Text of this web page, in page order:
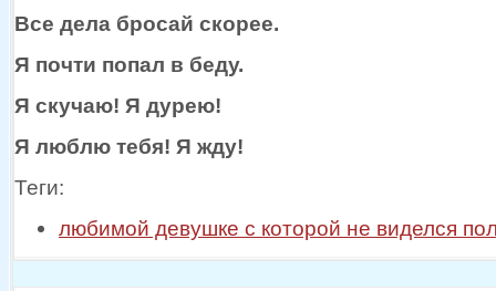
Все дела бросай скорее.
Я почти попал в беду.
Я скучаю! Я дурею!
Я люблю тебя! Я жду!
Теги:
любимой девушке с которой не виделся